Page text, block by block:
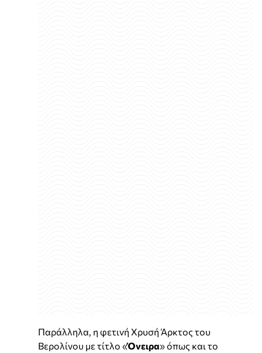
Παράλληλα, η φετινή Χρυσή Άρκτος του
Βερολίνου με τίτλο «Όνειρα» όπως και το